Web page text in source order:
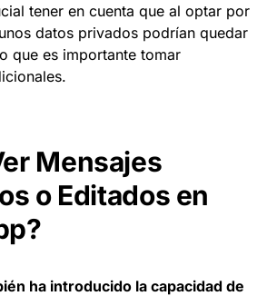
tener en cuenta que al optar por
datos privados podrían quedar
que es importante tomar
Mensajes
o Editados en
ha introducido la capacidad de